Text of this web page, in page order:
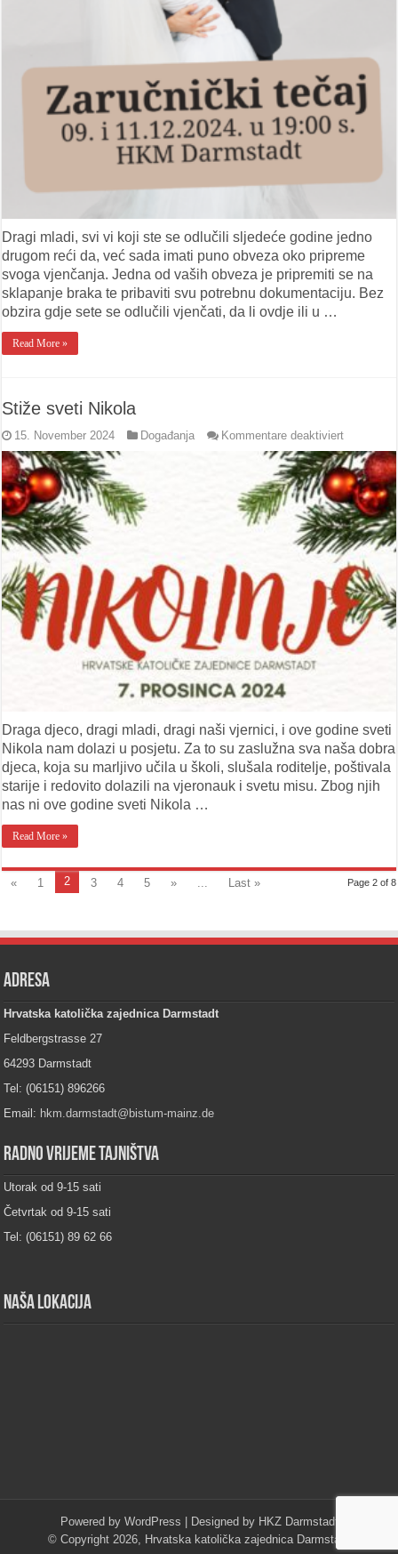
Dragi mladi, svi vi koji ste se odlučili sljedeće godine jedno
drugom reći da, već sada imati puno obveza oko pripreme
svoga vjenčanja. Jedna od vaših obveza je pripremiti se na
sklapanje braka te pribaviti svu potrebnu dokumentaciju. Bez
obzira gdje sete se odlučili vjenčati, da li ovdje ili u …
Read More »
Stiže sveti Nikola
15. November 2024 Događanja Kommentare deaktiviertfür
Stiže
sveti
Nikola
Draga djeco, dragi mladi, dragi naši vjernici, i ove godine sveti
Nikola nam dolazi u posjetu. Za to su zaslužna sva naša dobra
djeca, koja su marljivo učila u školi, slušala roditelje, poštivala
starije i redovito dolazili na vjeronauk i svetu misu. Zbog njih
nas ni ove godine sveti Nikola …
Read More »
Page 2 of 8
« 1 2 3 4 5 » Last »
Adresa
Hrvatska katolička zajednica Darmstadt
Feldbergstrasse 27
64293 Darmstadt
Tel: (06151) 896266
Email: hkm.darmstadt@bistum-mainz.de
Radno vrijeme tajništva
Utorak od 9-15 sati
Četvrtak od 9-15 sati
Tel: (06151) 89 62 66
Naša lokacija
Powered by WordPress | Designed by HKZ Darmstadt
© Copyright 2026, Hrvatska katolička zajednica Darmstadt